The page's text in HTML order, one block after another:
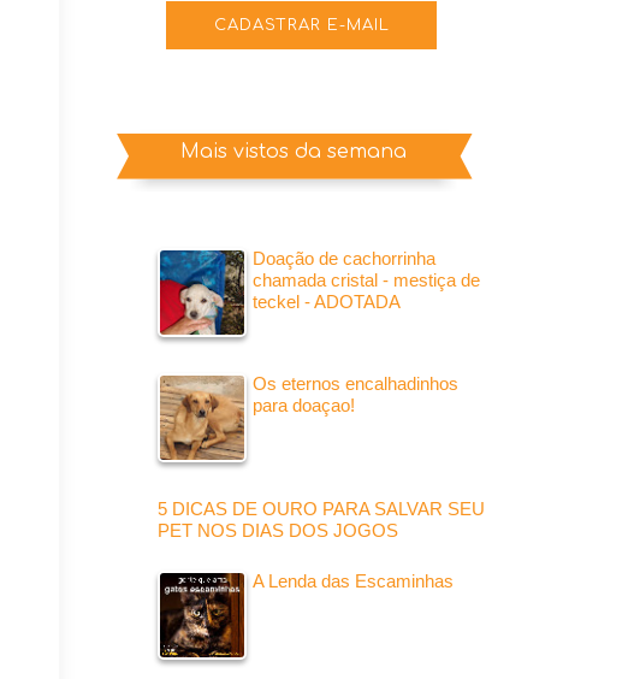
Mais vistos da semana
Doação de cachorrinha
chamada cristal - mestiça de
teckel - ADOTADA
Os eternos encalhadinhos
para doaçao!
5 DICAS DE OURO PARA SALVAR SEU
PET NOS DIAS DOS JOGOS
A Lenda das Escaminhas